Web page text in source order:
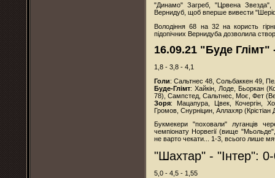
"Динамо" Загреб, "Црвена
Вернидуб, щоб вперше вивести
Володіння 68 на 32 на користь
підопічних Вернидуба дозволила
16.09.21 "Буде
1,8 - 3,8 - 4,1
Голи: Сальтнес 48, Сольбаккен 49,
Буде-Глімт: Хайкін, Лоде, Бьоркан
78), Сампстед, Сальтнес, Моє, Фет
Зоря: Мацапура, Цвек, Кочергін,
Громов, Снурніцин, Аллахяр (Крістіан
Букмекери "поховали" луганців
чемпіонату Норвегії (вище
не варто чекати... 1-3, всього лише
"Шахтар" - "Інтер":
5,0 - 4,5 - 1,55